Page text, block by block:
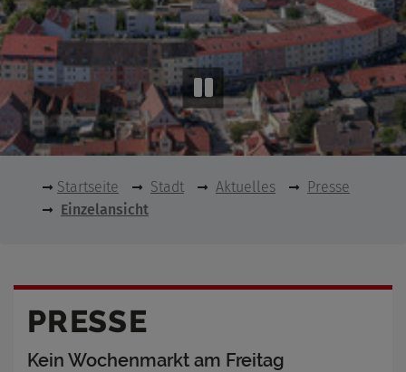
Startseite Stadt Aktuelles
Presse
Einzelansicht
PRESSE
Kein Wochenmarkt am Freitag